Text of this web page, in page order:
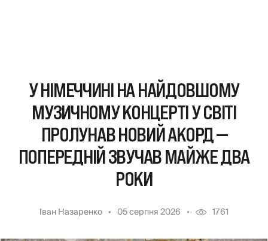
У НІМЕЧЧИНІ НА НАЙДОВШОМУ
МУЗИЧНОМУ КОНЦЕРТІ У СВІТІ
ПРОЛУНАВ НОВИЙ АКОРД —
ПОПЕРЕДНІЙ ЗВУЧАВ МАЙЖЕ ДВА
РОКИ
Іван Назаренко 05 серпня 2026 1761